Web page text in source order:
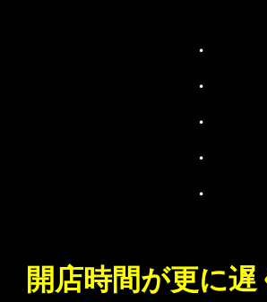
・
・
・
・
・
開店時間が更に